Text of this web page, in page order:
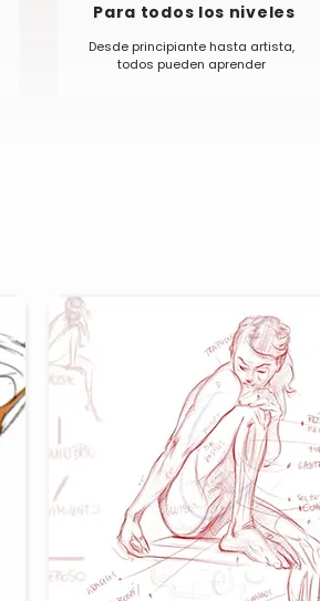
Para todos los niveles
Desde principiante hasta artista,
todos pueden aprender